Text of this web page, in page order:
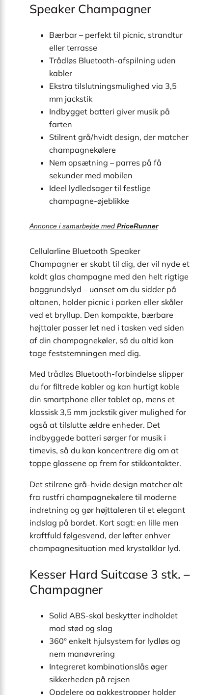
Speaker Champagner
Bærbar – perfekt til picnic, strandtur
eller terrasse
Trådløs Bluetooth-afspilning uden
kabler
Ekstra tilslutningsmulighed via 3,5
mm jackstik
Indbygget batteri giver musik på
farten
Stilrent grå/hvidt design, der matcher
champagnekølere
Nem opsætning – parres på få
sekunder med mobilen
Ideel lydledsager til festlige
champagne-øjeblikke
Annonce i samarbejde med PriceRunner
Cellularline Bluetooth Speaker
Champagner er skabt til dig, der vil nyde et
koldt glas champagne med den helt rigtige
baggrundslyd – uanset om du sidder på
altanen, holder picnic i parken eller skåler
ved et bryllup. Den kompakte, bærbare
højttaler passer let ned i tasken ved siden
af din champagnekøler, så du altid kan
tage feststemningen med dig.
Med trådløs Bluetooth-forbindelse slipper
du for filtrede kabler og kan hurtigt koble
din smartphone eller tablet op, mens et
klassisk 3,5 mm jackstik giver mulighed for
også at tilslutte ældre enheder. Det
indbyggede batteri sørger for musik i
timevis, så du kan koncentrere dig om at
toppe glassene op frem for stikkontakter.
Det stilrene grå-hvide design matcher alt
fra rustfri champagnekølere til moderne
indretning og gør højttaleren til et elegant
indslag på bordet. Kort sagt: en lille men
kraftfuld følgesvend, der løfter enhver
champagnesituation med krystalklar lyd.
Kesser Hard Suitcase 3 stk. –
Champagner
Solid ABS-skal beskytter indholdet
mod stød og slag
360° enkelt hjulsystem for lydløs og
nem manøvrering
Integreret kombinationslås øger
sikkerheden på rejsen
Opdelere og pakkestropper holder